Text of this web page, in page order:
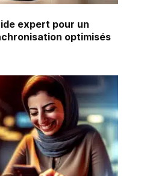
expert pour un
optimisés